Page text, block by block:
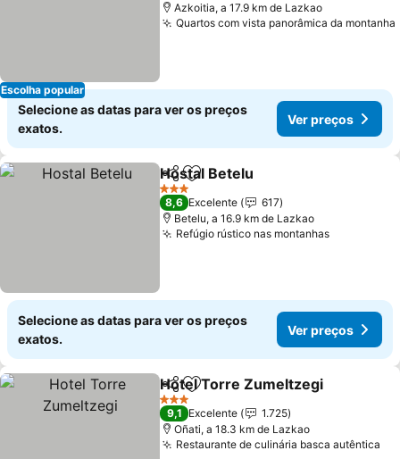
Escolha popular
Azkoitia, a 17.9 km de Lazkao
Quartos com vista panorâmica da montanha
Selecione as datas para ver os preços
exatos.
Ver preços
PartilharAdicionar aos favoritos
Hostal Betelu
3 Estrelas
8,6 Excelente
617
Betelu, a 16.9 km de Lazkao
Refúgio rústico nas montanhas
Selecione as datas para ver os preços
exatos.
Ver preços
PartilharAdicionar aos favoritos
Hotel Torre Zumeltzegi
3 Estrelas
9,1 Excelente
1.725
Oñati, a 18.3 km de Lazkao
Restaurante de culinária basca autêntica